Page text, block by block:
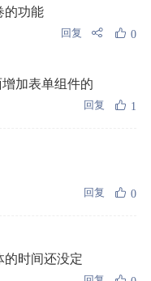
的功能
回复 0
加表单组件的
回复 1
回复 0
的时间还没定